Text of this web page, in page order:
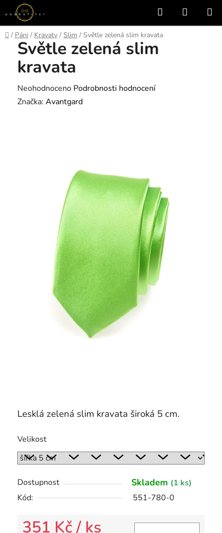
Přejít
na
obsah
Hledat
KOŠÍK
Domů
/ Páni / Kravaty / Slim / Světle zelená slim kravata
Lesklá zelená slim kravata široká 5 cm.
Velikost
Dostupnost Skladem (1 ks)
Kód:
551-780-0
351 Kč/ ks
Světle zelená slim
kravata
Průměrné
hodnocení
Neohodnoceno Podrobnosti hodnocení
Značka: Avantgard